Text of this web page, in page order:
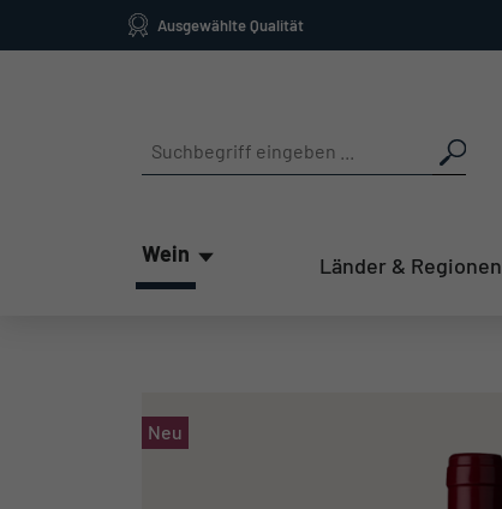
Zur Hauptnavigation springen
Ausgewählte Qualität
Wein Länder & Regionen
Neu